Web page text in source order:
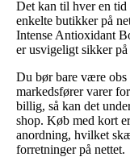
Det kan til hver en
enkelte butikker på
Intense Antioxidant
er usvigeligt sikker på
Du bør bare være obs
markedsfører varer
billig, så kan det
shop. Køb med kort
anordning, hvilket
forretninger på nettet.